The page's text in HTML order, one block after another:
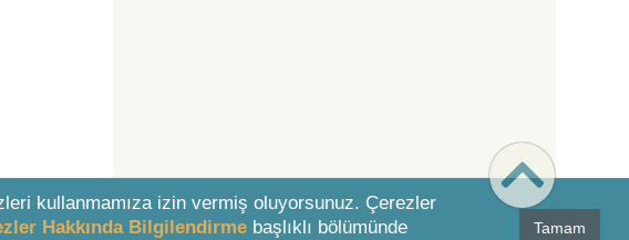
kullanmamıza izin vermiş oluyorsunuz. Çerezler
Hakkında Bilgilendirme başlıklı bölümünde
Tamam